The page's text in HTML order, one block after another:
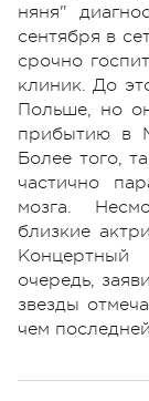
няня"
сентября в
срочно
клиник. До
Польше, но
прибытию в
Более того,
частично
мозга.
близкие
очередь,
звезды
чем